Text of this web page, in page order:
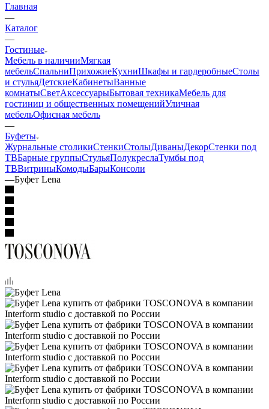
Главная
—
Каталог
—
Гостиные
Мебель в наличииМягкая
мебельСпальниПрихожиеКухниШкафы и гардеробныеСтолы
и стульяДетскиеКабинетыВанные
комнатыСветАксессуарыБытовая техникаМебель для
гостиниц и общественных помещенийУличная
мебельОфисная мебель
—
Буфеты
Журнальные столикиСтенкиСтолыДиваныДекорСтенки под
ТВБарные группыСтульяПолукреслаТумбы под
ТВВитриныКомодыБарыКонсоли
—Буфет Lena